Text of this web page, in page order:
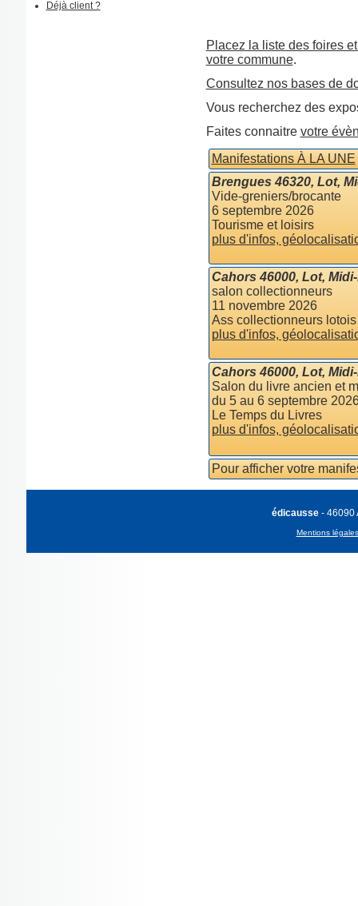
Déjà client ?
Placez la liste des foires
votre commune.
Consultez nos bases de
Vous recherchez des
Faites connaitre votre
Manifestations À LA UNE
Brengues 46320, Lot,
Vide-greniers/brocante
6 septembre 2026
Tourisme et loisirs
plus d'infos,
Cahors 46000, Lot,
salon collectionneurs
11 novembre 2026
Ass collectionneurs lotois
plus d'infos,
Cahors 46000, Lot,
Salon du livre ancien et
du 5 au 6 septembre
Le Temps du Livres
plus d'infos,
Pour afficher votre
édicausse - 46090
Mentions légales